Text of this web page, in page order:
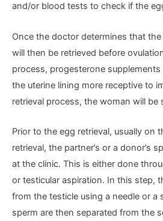
and/or blood tests to check if the
Once the doctor determines that
will then be retrieved before
process, progesterone
the uterine lining more receptive to
retrieval process, the woman will be
Prior to the egg retrieval, usually on
retrieval, the partner’s or a donor’s
at the clinic. This is either done
or testicular aspiration. In this step,
from the testicle using a needle or a
sperm are then separated from the